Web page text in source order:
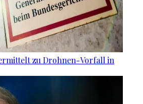
zu Drohnen-Vorfall in